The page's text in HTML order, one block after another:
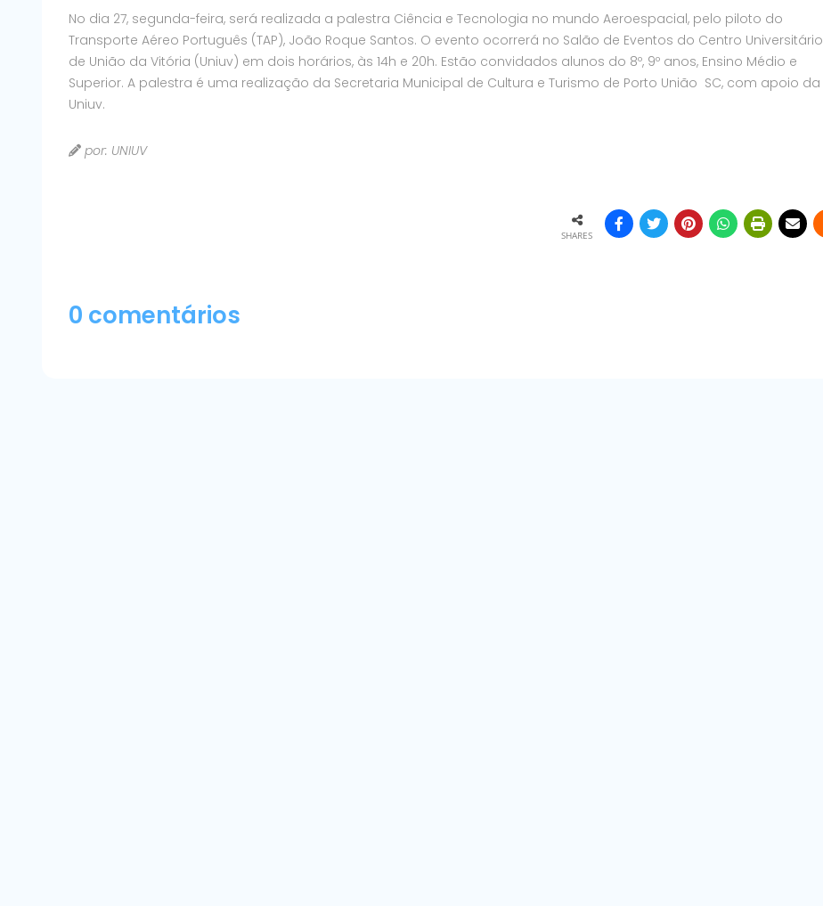
No dia 27, segunda-feira, será realizada a palestra Ciência e Tecnologia no mundo Aeroespacial, pelo piloto do
Transporte Aéreo Português (TAP), João Roque Santos. O evento ocorrerá no Salão de Eventos do Centro Universitário
de União da Vitória (Uniuv) em dois horários, às 14h e 20h. Estão convidados alunos do 8º, 9º anos, Ensino Médio e
Superior. A palestra é uma realização da Secretaria Municipal de Cultura e Turismo de Porto União  SC, com apoio da
Uniuv.
por: UNIUV
SHARES
0 comentários